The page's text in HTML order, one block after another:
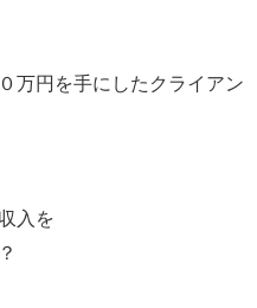
万円を手にしたクライアン
入を